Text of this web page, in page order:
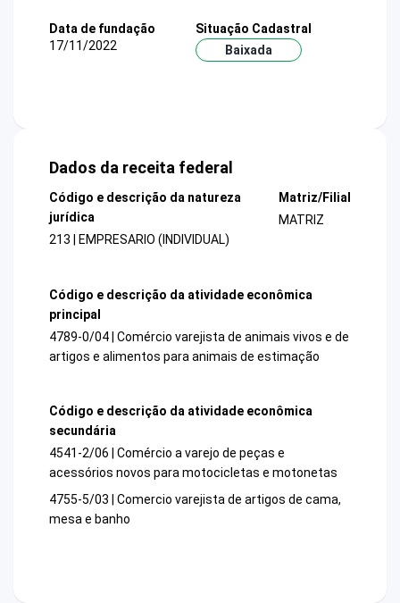
Data de fundação
17/11/2022
Situação Cadastral
Baixada
Dados da receita federal
Código e descrição da natureza
jurídica
213 | EMPRESARIO (INDIVIDUAL)
Matriz/Filial
MATRIZ
Código e descrição da atividade econômica
principal
4789-0/04 | Comércio varejista de animais vivos e de
artigos e alimentos para animais de estimação
Código e descrição da atividade econômica
secundária
4541-2/06 | Comércio a varejo de peças e
acessórios novos para motocicletas e motonetas
4755-5/03 | Comercio varejista de artigos de cama,
mesa e banho